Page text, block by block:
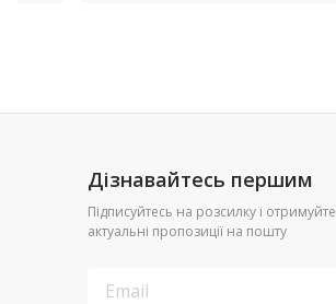
Дізнавайтесь першим
Підписуйтесь на розсилку і отримуйте
актуальні пропозиції на пошту